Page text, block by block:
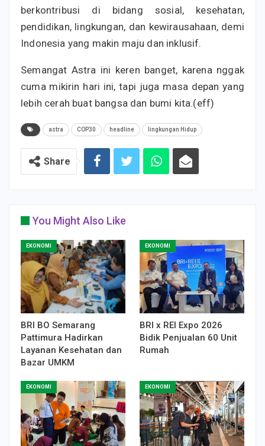
berkontribusi di bidang sosial, kesehatan,
pendidikan, lingkungan, dan kewirausahaan, demi
Indonesia yang makin maju dan inklusif.
Semangat Astra ini keren banget, karena nggak
cuma mikirin hari ini, tapi juga masa depan yang
lebih cerah buat bangsa dan bumi kita.(eff)
astra COP30 headline lingkungan Hidup
Share
You Might Also Like
EKONOMI
BRI BO Semarang
Pattimura Hadirkan
Layanan Kesehatan dan
Bazar UMKM
EKONOMI
BRI x REI Expo 2026
Bidik Penjualan 60 Unit
Rumah
EKONOMI EKONOMI